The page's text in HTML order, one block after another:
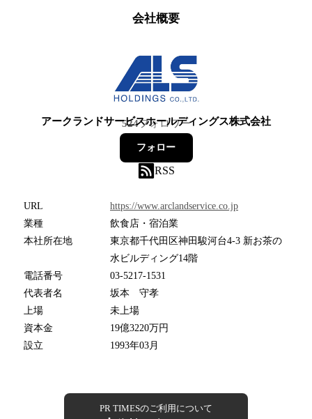
会社概要
アークランドサービスホールディングス株式会社
524フォロワー
フォロー
RSS
URL
https://www.arclandservice.co.jp
業種
飲食店・宿泊業
本社所在地
東京都千代田区神田駿河台4-3 新お茶の
水ビルディング14階
電話番号
03-5217-1531
代表者名
坂本 守孝
上場
未上場
資本金
19億3220万円
設立
1993年03月
PR TIMESのご利用について